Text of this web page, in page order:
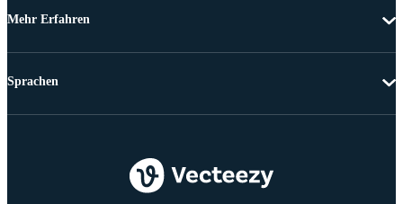
Mehr Erfahren
Sprachen